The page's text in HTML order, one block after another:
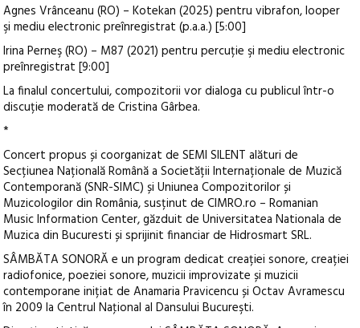
Agnes Vrânceanu (RO) – Kotekan (2025) pentru vibrafon, looper
şi mediu electronic preînregistrat (p.a.a.) [5:00]
Irina Perneş (RO) – M87 (2021) pentru percuție şi mediu electronic
preînregistrat [9:00]
La finalul concertului, compozitorii vor dialoga cu publicul într-o
discuție moderată de Cristina Gârbea.
*
Concert propusși coorganizat de SEMI SILENT alături de
Secțiunea Națională Română a Societății Internaționale de Muzică
Contemporană (SNR-SIMC) și Uniunea Compozitorilor și
Muzicologilor din România, susținut de CIMRO.ro – Romanian
Music Information Center, găzduit de Universitatea Nationala de
Muzica din Bucuresti și sprijinit financiar de Hidrosmart SRL.
SÂMBĂTA SONORĂ e un program dedicat creației sonore, creației
radiofonice, poeziei sonore, muzicii improvizate și muzicii
contemporane inițiat de Anamaria Pravicencu și Octav Avramescu
în 2009 la Centrul Naţional al Dansului Bucureşti.